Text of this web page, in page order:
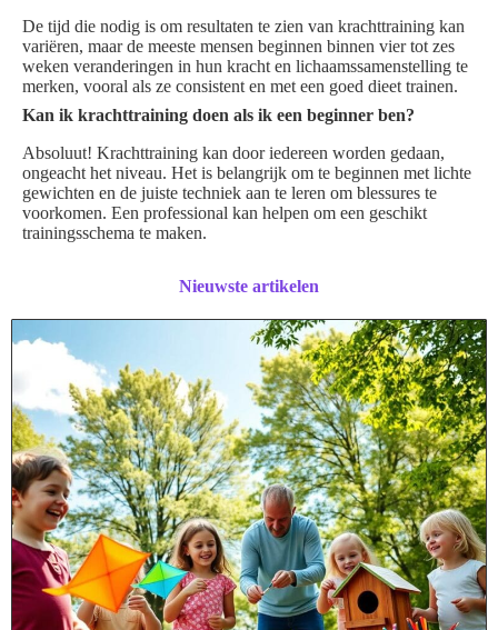
De tijd die nodig is om resultaten te zien van krachttraining kan
variëren, maar de meeste mensen beginnen binnen vier tot zes
weken veranderingen in hun kracht en lichaamssamenstelling te
merken, vooral als ze consistent en met een goed dieet trainen.
Kan ik krachttraining doen als ik een beginner ben?
Absoluut! Krachttraining kan door iedereen worden gedaan,
ongeacht het niveau. Het is belangrijk om te beginnen met lichte
gewichten en de juiste techniek aan te leren om blessures te
voorkomen. Een professional kan helpen om een geschikt
trainingsschema te maken.
Nieuwste artikelen